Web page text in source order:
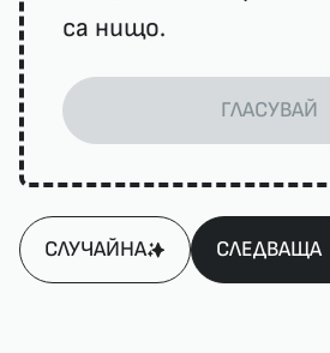
са нищо.
ГЛАСУВАЙ
СЛУЧАЙНА СЛЕДВАЩА